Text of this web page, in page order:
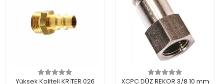
Yüksek Kaliteli KRİTER 026
XCPC DÜZ REKOR 3/8 10 mm